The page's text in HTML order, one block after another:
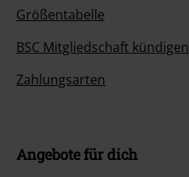
Größentabelle
BSC Mitgliedschaft kündigen
Zahlungsarten
Angebote für dich